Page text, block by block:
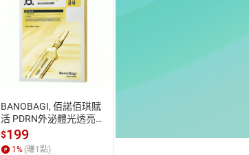
BANOBAGI, 佰諾佰琪賦
活 PDRN外泌體光透亮白
面膜5入（外泌體面膜） |
屈臣氏 Watsons
$199
1% (賺1點)